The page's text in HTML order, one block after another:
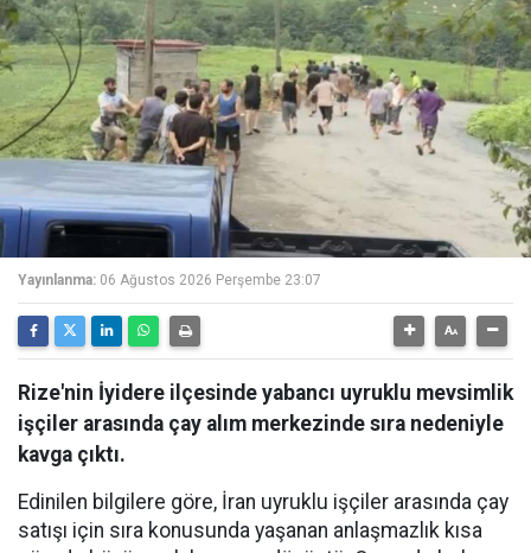
Yayınlanma: 06 Ağustos 2026 Perşembe 23:07
Rize'nin İyidere ilçesinde yabancı uyruklu mevsimlik
işçiler arasında çay alım merkezinde sıra nedeniyle
kavga çıktı.
Edinilen bilgilere göre, İran uyruklu işçiler arasında çay
satışı için sıra konusunda yaşanan anlaşmazlık kısa